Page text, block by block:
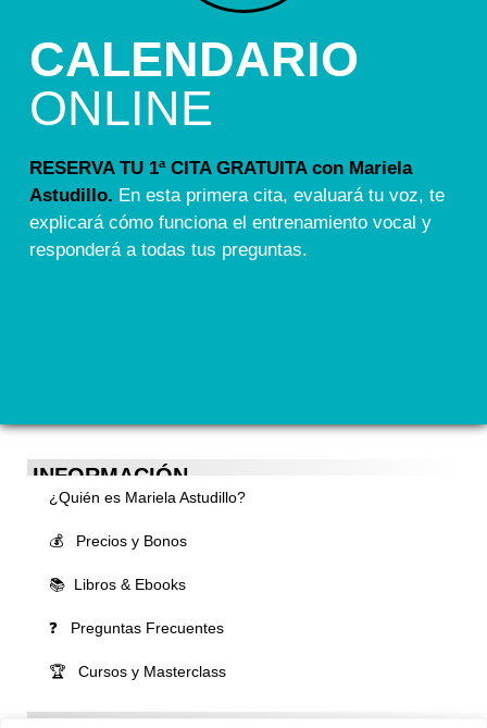
CALENDARIO
ONLINE
RESERVA TU 1ª CITA GRATUITA con Mariela
Astudillo. En esta primera cita, evaluará tu voz, te
explicará cómo funciona el entrenamiento vocal y
responderá a todas tus preguntas.
INFORMACIÓN
¿Quién es Mariela Astudillo?
💰 Precios y Bonos
📚 Libros & Ebooks
❓ Preguntas Frecuentes
🏆 Cursos y Masterclass